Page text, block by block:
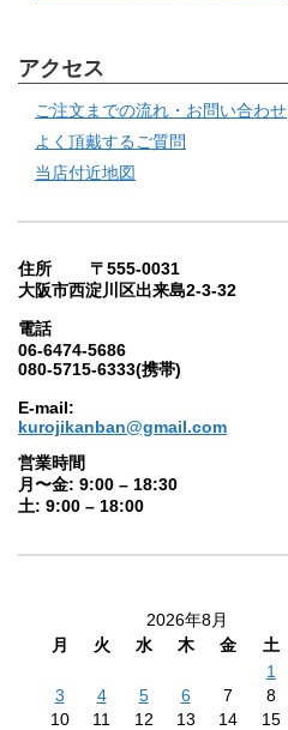
アクセス
ご注文までの流れ・お問い合わせ
よく頂戴するご質問
当店付近地図
住所 〒555-0031
大阪市西淀川区出来島2-3-32
電話
06-6474-5686
080-5715-6333(携帯)
E-mail:
kurojikanban@gmail.com
営業時間
月〜金: 9:00 – 18:30
土: 9:00 – 18:00
2026年8月
月
火 水 木 金 土
1
3
4 5 6 7 8
10
11 12 13 14 15